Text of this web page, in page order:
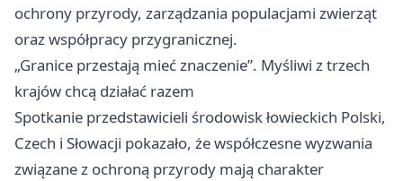
ochrony przyrody, zarządzania populacjami zwierząt
oraz współpracy przygranicznej.
„Granice przestają mieć znaczenie”. Myśliwi z trzech
krajów chcą działać razem
Spotkanie przedstawicieli środowisk łowieckich Polski,
Czech i Słowacji pokazało, że współczesne wyzwania
związane z ochroną przyrody mają charakter